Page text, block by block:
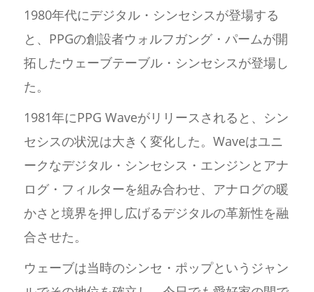
1980年代にデジタル・シンセシスが登場する
と、PPGの創設者ウォルフガング・パームが開
拓したウェーブテーブル・シンセシスが登場し
た。
1981年にPPG Waveがリリースされると、シン
セシスの状況は大きく変化した。Waveはユニ
ークなデジタル・シンセシス・エンジンとアナ
ログ・フィルターを組み合わせ、アナログの暖
かさと境界を押し広げるデジタルの革新性を融
合させた。
ウェーブは当時のシンセ・ポップというジャン